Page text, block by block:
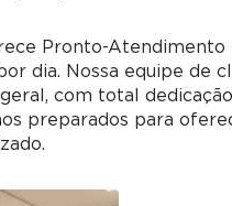
Pronto-Atendimento
dia. Nossa equipe de
com total
preparados para